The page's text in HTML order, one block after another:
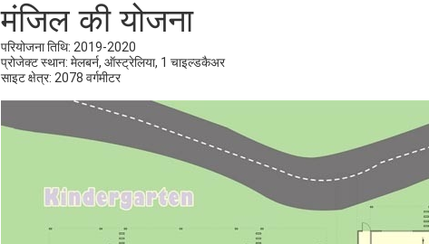
मंजिल की योजना
परियोजना तिथि: 2019-2020
प्रोजेक्ट स्थान: मेलबर्न, ऑस्ट्रेलिया, 1 चाइल्डकैअर
साइट क्षेत्र: 2078 वर्गमीटर